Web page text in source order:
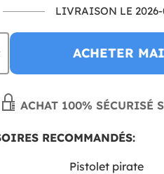
LIVRAISON LE
ACHETER
ACHAT 100% SÉCURISÉ
RECOMMANDÉS:
Pistolet pirate